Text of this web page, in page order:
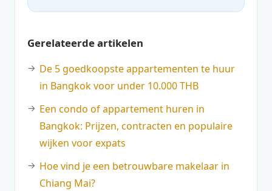
Gerelateerde artikelen
De 5 goedkoopste appartementen te huur
in Bangkok voor under 10.000 THB
Een condo of appartement huren in
Bangkok: Prijzen, contracten en populaire
wijken voor expats
Hoe vind je een betrouwbare makelaar in
Chiang Mai?